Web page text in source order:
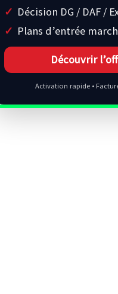
Décision DG / DAF /
Plans d’entrée
Découvrir
Activation rapide •